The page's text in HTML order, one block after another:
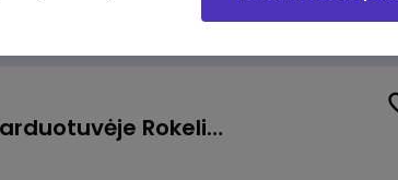
Pardavėjas (-a) naujoje parduotuvėje Rokeliuose (NEMOKAMAS TRANSPORTAS)